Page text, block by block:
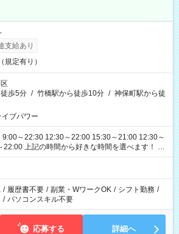
支給あり
規定有り）
歩5分 / 竹橋駅から徒歩10分 / 神保町駅から徒
ブパワー
9:00～22:30 12:30～22:00 15:30～21:00 12:30～
時間を選べます！ ※
る可能性があります
/ 履歴書不要 / 副業・WワークOK / シフト勤務 /
/ パソコンスキル不要
応募する 詳細へ